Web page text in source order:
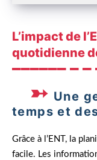
L’impact de
quotidienne
Une
temps et
Grâce à l’ENT, la
facile. Les